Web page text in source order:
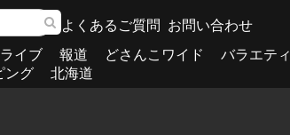
よくあるご質問 お問い合わせ
イブ 報道 どさんこワイド バラエティ
ング
北海道